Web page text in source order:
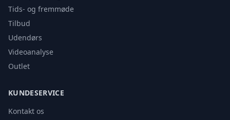
Tids- og fremmøde
Tilbud
Udendørs
Videoanalyse
Outlet
KUNDESERVICE
Kontakt os